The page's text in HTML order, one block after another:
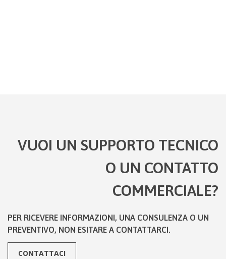
VUOI UN SUPPORTO TECNICO
O UN CONTATTO
COMMERCIALE?
PER RICEVERE INFORMAZIONI, UNA CONSULENZA O UN
PREVENTIVO, NON ESITARE A CONTATTARCI.
CONTATTACI